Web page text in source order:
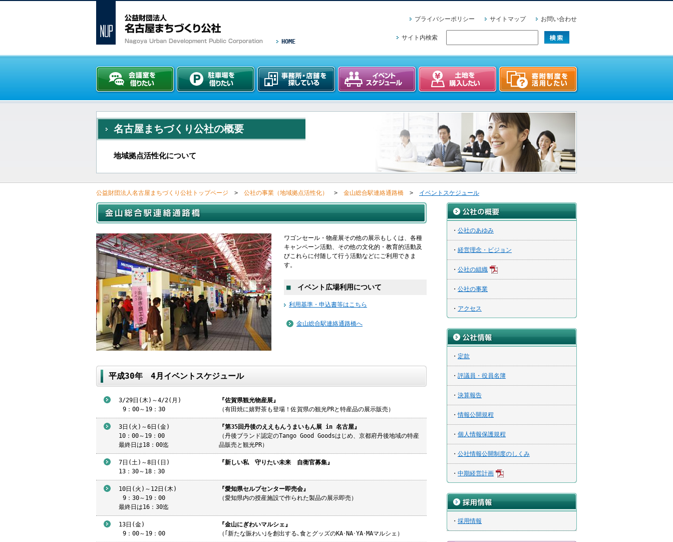
HOME
プライバシーポリシー サイトマップ お問い合わせ
サイト内検索
名古屋まちづくり公社の概要
地域拠点活性化について
公益財団法人名古屋まちづくり公社トップページ > 公社の事業（地域拠点活性化） > 金山総合駅連絡通路橋 > イベントスケジュール
・ 公社のあゆみ
・ 経営理念・ビジョン
・ 公社の組織
・ 公社の事業
・ アクセス
・ 定款
・ 評議員・役員名簿
・ 決算報告
・情報公開規程
・ 個人情報保護規程
・ 公社情報公開制度のしくみ
・ 中期経営計画
・ 採用情報
ワゴンセール・物産展その他の展示もしくは、各種
キャンペーン活動、その他の文化的・教育的活動及
びこれらに付随して行う活動などにご利用できま
す。
■イベント広場利用について
利用基準・申込書等はこちら
金山総合駅連絡通路橋へ
平成30年 4月イベントスケジュール
3/29日(木)～4/2(月)
9 ：00～19：30
『佐賀県観光物産展』
（有田焼に嬉野茶も登場！佐賀県の観光PRと特産品の展示販売）
3日(火)～6日(金)
10：00～19：00
最終日は18：00迄
『第35回丹後のええもんうまいもん展 in 名古屋』
（丹後ブランド認定のTango Good Goodsはじめ、京都府丹後地域の特産
品販売と観光PR）
7日(土)～8日(日)
13：30～18：30
『新しい私 守りたい未来 自衛官募集』
10日(火)～12日(木)
9 ：30～19：00
最終日は16：30迄
『愛知県セルプセンター即売会』
（愛知県内の授産施設で作られた製品の展示即売）
13日(金)
9 ：00～19：00
『金山にぎわいマルシェ』
（｢新たな賑わい｣を創出する､食とグッズのKA･NA･YA･MAマルシェ）